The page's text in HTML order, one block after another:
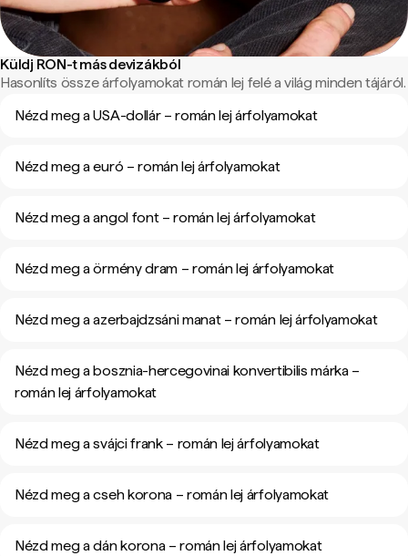
Küldj RON-t más devizákból
Hasonlíts össze árfolyamokat román lej felé a világ minden tájáról.
Nézd meg a USA-dollár – román lej árfolyamokat
Nézd meg a euró – román lej árfolyamokat
Nézd meg a angol font – román lej árfolyamokat
Nézd meg a örmény dram – román lej árfolyamokat
Nézd meg a azerbajdzsáni manat – román lej árfolyamokat
Nézd meg a bosznia-hercegovinai konvertibilis márka –
román lej árfolyamokat
Nézd meg a svájci frank – román lej árfolyamokat
Nézd meg a cseh korona – román lej árfolyamokat
Nézd meg a dán korona – román lej árfolyamokat